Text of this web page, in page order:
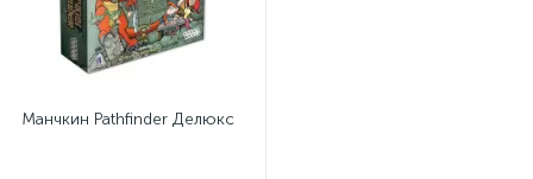
Манчкин Pathfinder Делюкс